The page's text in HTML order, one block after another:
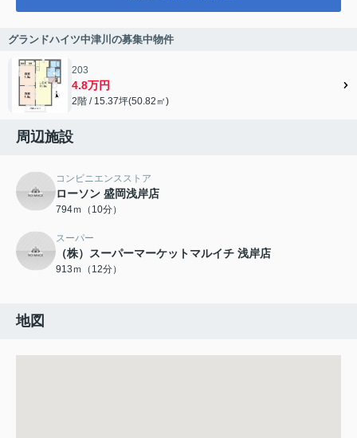
グランドハイツ中津川の募集中物件
203
4.8万円
2階 / 15.37坪(50.82㎡)
周辺施設
コンビニエンスストア
ローソン 盛岡浅岸店
794ｍ（10分）
スーパー
（株）スーパーマーケットマルイチ 浅岸店
913ｍ（12分）
地図